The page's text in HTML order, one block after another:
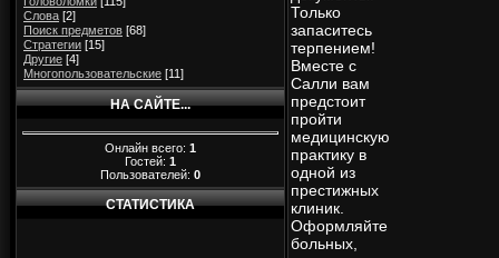
Слова [2]
Поиск предметов [68]
Стратегии [15]
Другие [4]
Многопользовательские [11]
НА САЙТЕ...
Онлайн всего: 1
Гостей: 1
Пользователей: 0
СТАТИСТИКА
Только
запаситесь
терпением!
Вместе с
Салли вам
предстоит
пройти
медицинскую
практику в
одной из
престижных
клиник.
Оформляйте
больных,